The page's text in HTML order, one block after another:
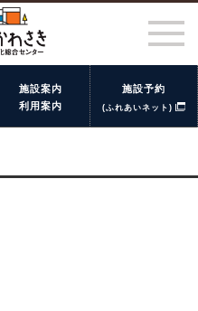
施設案内
利用案内
施設予約
(ふれあいネット)